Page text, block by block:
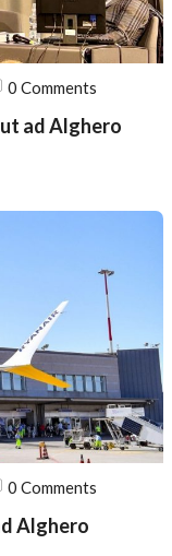
0 Comments
ad Alghero
0 Comments
Alghero